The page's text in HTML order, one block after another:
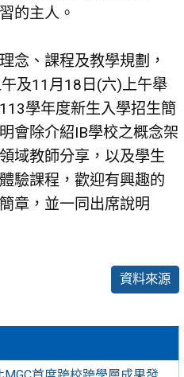
的主人。
念、課程及教學規劃，
及11月18日(六)上午舉
學年度新生入學招生簡
會除介紹IB學校之概念架
域教師分享，以及學生
驗課程，歡迎有興趣的
章，並一同出席說明
資料來源